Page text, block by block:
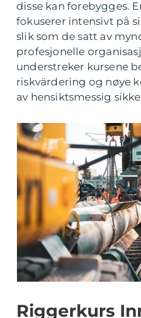
disse kan forebygges.
fokuserer intensivt på
slik som de satt av
profesjonelle
understreker kursene
riskvärdering og nøye
av hensiktsmessig
Riggerkurs